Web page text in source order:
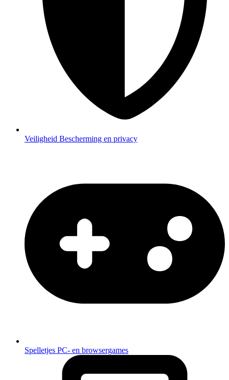
Veiligheid Bescherming en privacy
Spelletjes PC- en browsergames